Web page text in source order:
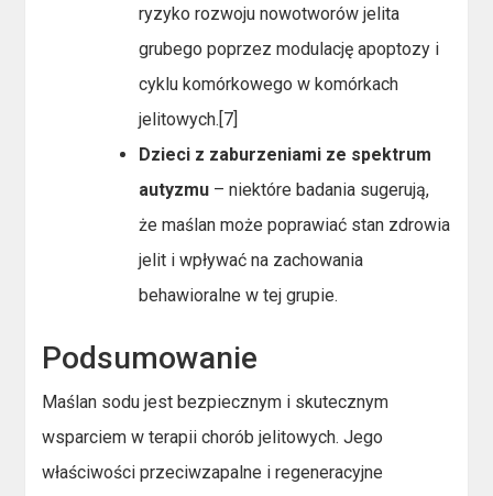
ryzyko rozwoju nowotworów jelita
grubego poprzez modulację apoptozy i
cyklu komórkowego w komórkach
jelitowych.[7]
Dzieci z zaburzeniami ze spektrum
autyzmu – niektóre badania sugerują,
że maślan może poprawiać stan zdrowia
jelit i wpływać na zachowania
behawioralne w tej grupie.
Podsumowanie
Maślan sodu jest bezpiecznym i skutecznym
wsparciem w terapii chorób jelitowych. Jego
właściwości przeciwzapalne i regeneracyjne